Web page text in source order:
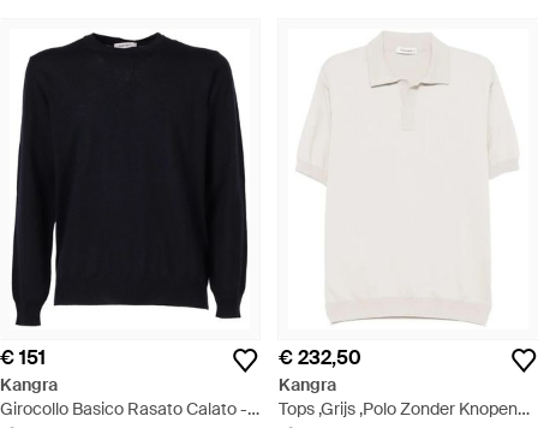
€ 151
Kangra
Girocollo Basico Rasato Calato -
€ 232,50
Kangra
Tops ,Grijs ,Polo Zonder Knopen